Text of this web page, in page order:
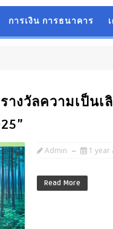
การเงิน การธนาคาร
างวัลความเป็นเ
Admin 1 year
Read More